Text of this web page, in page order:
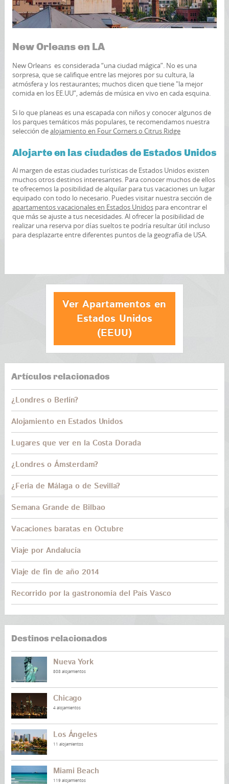
New Orleans en LA
New Orleans es considerada “una ciudad mágica”. No es una
sorpresa, que se califique entre las mejores por su cultura, la
atmósfera y los restaurantes; muchos dicen que tiene "la mejor
comida en los EE.UU”, además de música en vivo en cada esquina.
Si lo que planeas es una escapada con niños y conocer algunos de
los parques temáticos más populares, te recomendamos nuestra
selección dealojamiento en Four Corners o Citrus Ridge
Alojarte en las ciudades de Estados Unidos
Al margen de estas ciudades turísticas de Estados Unidos existen
muchos otros destinos interesantes. Para conocer muchos de ellos
te ofrecemos la posibilidad de alquilar para tus vacaciones un lugar
equipado con todo lo necesario. Puedes visitar nuestra sección de
apartamentos vacacionales en Estados Unidospara encontrar el
que más se ajuste a tus necesidades. Al ofrecer la posibilidad de
realizar una reserva por días sueltos te podría resultar útil incluso
para desplazarte entre diferentes puntos de la geografía de USA.
Ver Apartamentos en
Estados Unidos
(EEUU)
Artículos relacionados
¿Londres o Berlín?
Alojamiento en Estados Unidos
Lugares que ver en la Costa Dorada
¿Londres o Ámsterdam?
¿Feria de Málaga o de Sevilla?
Semana Grande de Bilbao
Vacaciones baratas en Octubre
Viaje por Andalucía
Viaje de fin de año 2014
Recorrido por la gastronomía del País Vasco
Destinos relacionados
Nueva York
808 alojamientos
Chicago
4 alojamientos
Los Ángeles
11 alojamientos
Miami Beach
119 alojamientos